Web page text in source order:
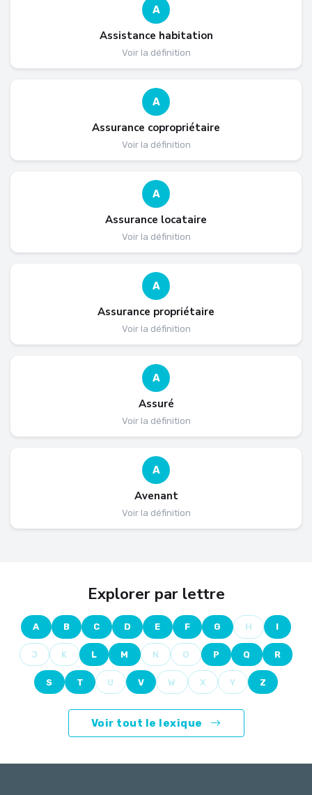
A
Assistance habitation
Voir la définition
A
Assurance copropriétaire
Voir la définition
A
Assurance locataire
Voir la définition
A
Assurance propriétaire
Voir la définition
A
Assuré
Voir la définition
A
Avenant
Voir la définition
Explorer par lettre
A B C D E F G H I
J K L M N O P Q R
S T U V W X Y Z
Voir tout le lexique